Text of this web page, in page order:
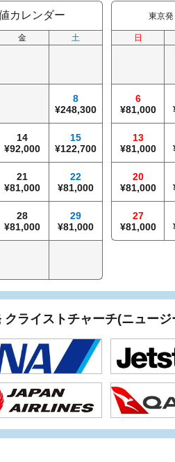
カレンダー
金 土
8
248,300
14
92,000
15
122,700
21
81,000
22
81,000
28
81,000
29
81,000
東京
日
6
81,000
13
81,000
20
81,000
27
81,000
クライストチャーチ(ニュー